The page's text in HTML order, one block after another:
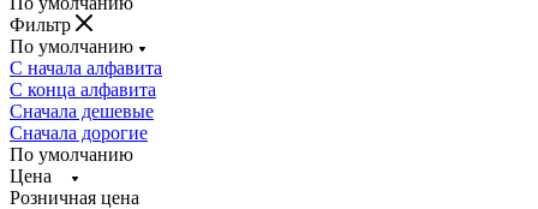
Фильтр
По умолчанию
С начала алфавита
С конца алфавита
Сначала дешевые
Сначала дорогие
По умолчанию
Цена
Розничная цена